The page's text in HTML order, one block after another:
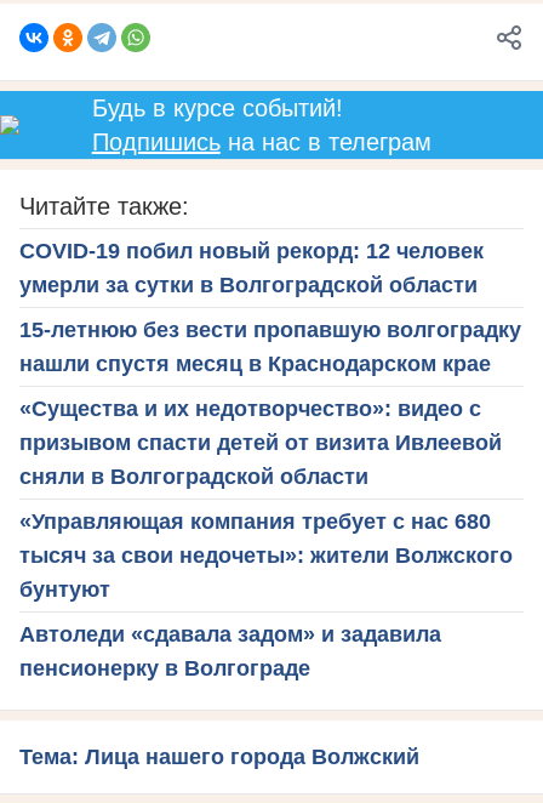
Будь в курсе событий!
Подпишисьна нас в телеграм
Читайте также:
COVID-19 побил новый рекорд: 12 человек
умерли за сутки в Волгоградской области
15-летнюю без вести пропавшую волгоградку
нашли спустя месяц в Краснодарском крае
«Существа и их недотворчество»: видео с
призывом спасти детей от визита Ивлеевой
сняли в Волгоградской области
«Управляющая компания требует с нас 680
тысяч за свои недочеты»: жители Волжского
бунтуют
Автоледи «сдавала задом» и задавила
пенсионерку в Волгограде
Тема: Лица нашего города Волжский